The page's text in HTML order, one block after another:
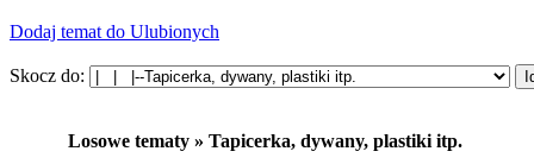
Dodaj temat do Ulubionych
Skocz do:
Losowe tematy » Tapicerka, dywany, plastiki itp.